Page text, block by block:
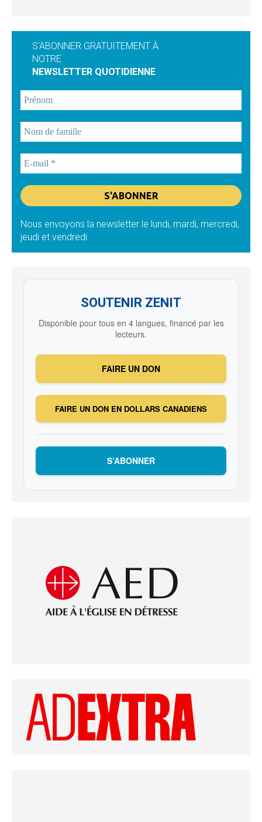
S'ABONNER GRATUITEMENT À
NOTRE
NEWSLETTER QUOTIDIENNE
Nous envoyons la newsletter le lundi, mardi, mercredi,
jeudi et vendredi
SOUTENIR ZENIT
Disponible pour tous en 4 langues, financé par les
lecteurs.
FAIRE UN DON
FAIRE UN DON EN DOLLARS CANADIENS
S’ABONNER